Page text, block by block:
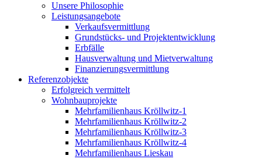
Unsere Philosophie
Leistungsangebote
Verkaufsvermittlung
Grundstücks- und Projektentwicklung
Erbfälle
Hausverwaltung und Mietverwaltung
Finanzierungsvermittlung
Referenzobjekte
Erfolgreich vermittelt
Wohnbauprojekte
Mehrfamilienhaus Kröllwitz-1
Mehrfamilienhaus Kröllwitz-2
Mehrfamilienhaus Kröllwitz-3
Mehrfamilienhaus Kröllwitz-4
Mehrfamilienhaus Lieskau